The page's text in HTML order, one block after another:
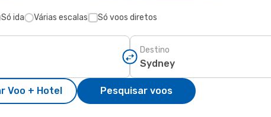
Só ida Várias escalas Só voos diretos
Destino
Voo + Hotel Pesquisar voos